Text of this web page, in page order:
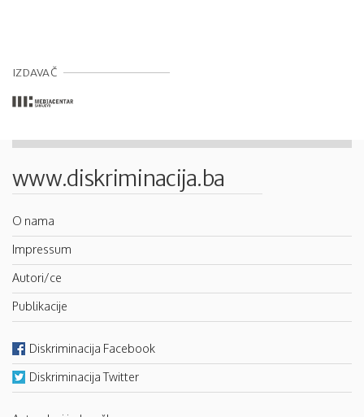
IZDAVAČ
www.diskriminacija.ba
O nama
Impressum
Autori/ce
Publikacije
Diskriminacija Facebook
Diskriminacija Twitter